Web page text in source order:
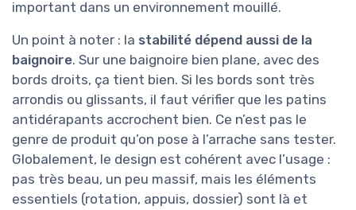
important dans un environnement mouillé.
Un point à noter : la stabilité dépend aussi de la
baignoire. Sur une baignoire bien plane, avec des
bords droits, ça tient bien. Si les bords sont très
arrondis ou glissants, il faut vérifier que les patins
antidérapants accrochent bien. Ce n’est pas le
genre de produit qu’on pose à l’arrache sans tester.
Globalement, le design est cohérent avec l’usage :
pas très beau, un peu massif, mais les éléments
essentiels (rotation, appuis, dossier) sont là et